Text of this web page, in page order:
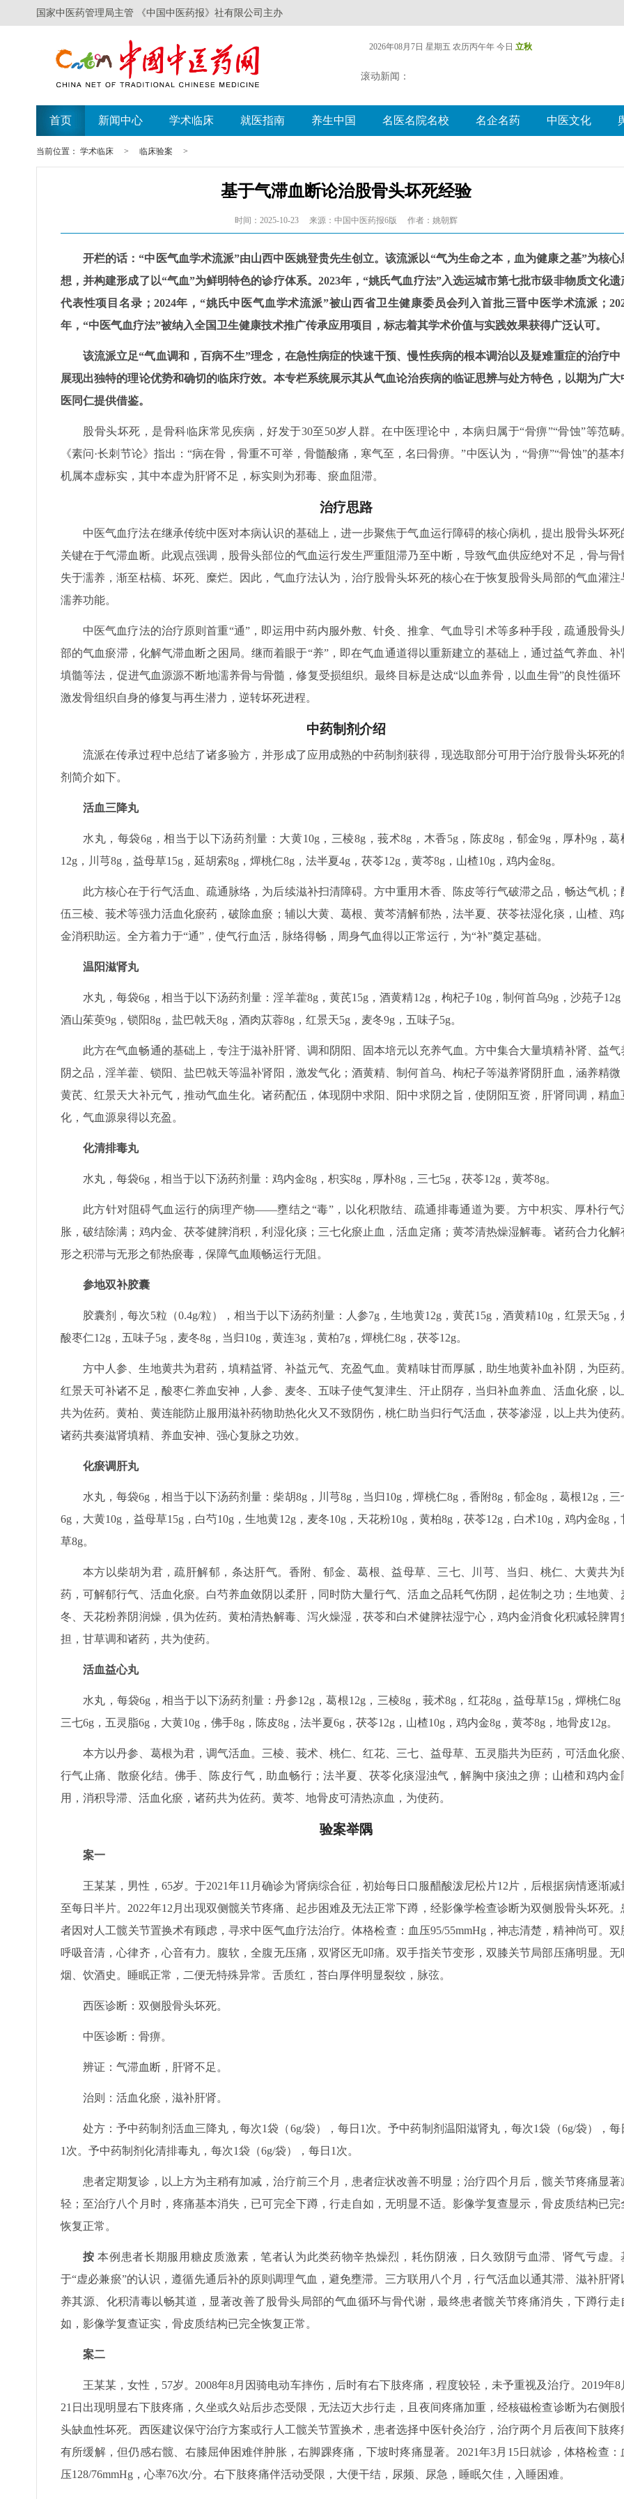
国家中医药管理局主管 《中国中医药报》社有限公司主办
2026年08月7日 星期五 农历丙午年 今日 立秋
滚动新闻：
首页 新闻中心 学术临床 就医指南 养生中国 名医名院名校 名企名药 中医文化
当前位置： 学术临床 > 临床验案 >
基于气滞血断论治股骨头坏死经验
时间：2025-10-23 来源：中国中医药报6版 作者：姚朝辉
开栏的话：“中医气血学术流派”由山西中医姚登贵先生创立。该流派以“气为生命之本，血为健康之基”为核心
想，并构建形成了以“气血”为鲜明特色的诊疗体系。2023年，“姚氏气血疗法”入选运城市第七批市级非物质文化遗
代表性项目名录；2024年，“姚氏中医气血学术流派”被山西省卫生健康委员会列入首批三晋中医学术流派；
年，“中医气血疗法”被纳入全国卫生健康技术推广传承应用项目，标志着其学术价值与实践效果获得广泛认可。
该流派立足“气血调和，百病不生”理念，在急性病症的快速干预、慢性疾病的根本调治以及疑难重症的治疗中
展现出独特的理论优势和确切的临床疗效。本专栏系统展示其从气血论治疾病的临证思辨与处方特色，以期为广大
医同仁提供借鉴。
股骨头坏死，是骨科临床常见疾病，好发于30至50岁人群。在中医理论中，本病归属于“骨痹”“骨蚀”等范畴
《素问·长刺节论》指出：“病在骨，骨重不可举，骨髓酸痛，寒气至，名曰骨痹。”中医认为，“骨痹”“骨蚀”的基本
机属本虚标实，其中本虚为肝肾不足，标实则为邪毒、瘀血阻滞。
治疗思路
中医气血疗法在继承传统中医对本病认识的基础上，进一步聚焦于气血运行障碍的核心病机，提出股骨头坏死
关键在于气滞血断。此观点强调，股骨头部位的气血运行发生严重阻滞乃至中断，导致气血供应绝对不足，骨与骨
失于濡养，渐至枯槁、坏死、糜烂。因此，气血疗法认为，治疗股骨头坏死的核心在于恢复股骨头局部的气血灌注
濡养功能。
中医气血疗法的治疗原则首重“通”，即运用中药内服外敷、针灸、推拿、气血导引术等多种手段，疏通股骨头
部的气血瘀滞，化解气滞血断之困局。继而着眼于“养”，即在气血通道得以重新建立的基础上，通过益气养血、补
填髓等法，促进气血源源不断地濡养骨与骨髓，修复受损组织。最终目标是达成“以血养骨，以血生骨”的良性循环
激发骨组织自身的修复与再生潜力，逆转坏死进程。
中药制剂介绍
流派在传承过程中总结了诸多验方，并形成了应用成熟的中药制剂获得，现选取部分可用于治疗股骨头坏死的
剂简介如下。
活血三降丸
水丸，每袋6g，相当于以下汤药剂量：大黄10g，三棱8g，莪术8g，木香5g，陈皮8g，郁金9g，厚朴9g，葛
12g，川芎8g，益母草15g，延胡索8g，燀桃仁8g，法半夏4g，茯苓12g，黄芩8g，山楂10g，鸡内金8g。
此方核心在于行气活血、疏通脉络，为后续滋补扫清障碍。方中重用木香、陈皮等行气破滞之品，畅达气机；
伍三棱、莪术等强力活血化瘀药，破除血瘀；辅以大黄、葛根、黄芩清解郁热，法半夏、茯苓祛湿化痰，山楂、鸡
金消积助运。全方着力于“通”，使气行血活，脉络得畅，周身气血得以正常运行，为“补”奠定基础。
温阳滋肾丸
水丸，每袋6g，相当于以下汤药剂量：淫羊藿8g，黄芪15g，酒黄精12g，枸杞子10g，制何首乌9g，沙苑子12g
酒山茱萸9g，锁阳8g，盐巴戟天8g，酒肉苁蓉8g，红景天5g，麦冬9g，五味子5g。
此方在气血畅通的基础上，专注于滋补肝肾、调和阴阳、固本培元以充养气血。方中集合大量填精补肾、益气
阴之品，淫羊藿、锁阳、盐巴戟天等温补肾阳，激发气化；酒黄精、制何首乌、枸杞子等滋养肾阴肝血，涵养精微
黄芪、红景天大补元气，推动气血生化。诸药配伍，体现阴中求阳、阳中求阴之旨，使阴阳互资，肝肾同调，精血
化，气血源泉得以充盈。
化清排毒丸
水丸，每袋6g，相当于以下汤药剂量：鸡内金8g，枳实8g，厚朴8g，三七5g，茯苓12g，黄芩8g。
此方针对阻碍气血运行的病理产物——壅结之“毒”，以化积散结、疏通排毒通道为要。方中枳实、厚朴行气
胀，破结除满；鸡内金、茯苓健脾消积，利湿化痰；三七化瘀止血，活血定痛；黄芩清热燥湿解毒。诸药合力化解
形之积滞与无形之郁热瘀毒，保障气血顺畅运行无阻。
参地双补胶囊
胶囊剂，每次5粒（0.4g/粒），相当于以下汤药剂量：人参7g，生地黄12g，黄芪15g，酒黄精10g，红景天5g，
酸枣仁12g，五味子5g，麦冬8g，当归10g，黄连3g，黄柏7g，燀桃仁8g，茯苓12g。
方中人参、生地黄共为君药，填精益肾、补益元气、充盈气血。黄精味甘而厚腻，助生地黄补血补阴，为臣药
红景天可补诸不足，酸枣仁养血安神，人参、麦冬、五味子使气复津生、汗止阴存，当归补血养血、活血化瘀，以
共为佐药。黄柏、黄连能防止服用滋补药物助热化火又不致阴伤，桃仁助当归行气活血，茯苓渗湿，以上共为使药
诸药共奏滋肾填精、养血安神、强心复脉之功效。
化瘀调肝丸
水丸，每袋6g，相当于以下汤药剂量：柴胡8g，川芎8g，当归10g，燀桃仁8g，香附8g，郁金8g，葛根12g，三
6g，大黄10g，益母草15g，白芍10g，生地黄12g，麦冬10g，天花粉10g，黄柏8g，茯苓12g，白术10g，鸡内金8g，
草8g。
本方以柴胡为君，疏肝解郁，条达肝气。香附、郁金、葛根、益母草、三七、川芎、当归、桃仁、大黄共为
药，可解郁行气、活血化瘀。白芍养血敛阴以柔肝，同时防大量行气、活血之品耗气伤阴，起佐制之功；生地黄、
冬、天花粉养阴润燥，俱为佐药。黄柏清热解毒、泻火燥湿，茯苓和白术健脾祛湿宁心，鸡内金消食化积减轻脾胃
担，甘草调和诸药，共为使药。
活血益心丸
水丸，每袋6g，相当于以下汤药剂量：丹参12g，葛根12g，三棱8g，莪术8g，红花8g，益母草15g，燀桃仁8g
三七6g，五灵脂6g，大黄10g，佛手8g，陈皮8g，法半夏6g，茯苓12g，山楂10g，鸡内金8g，黄芩8g，地骨皮12g。
本方以丹参、葛根为君，调气活血。三棱、莪术、桃仁、红花、三七、益母草、五灵脂共为臣药，可活血化瘀
行气止痛、散瘀化结。佛手、陈皮行气，助血畅行；法半夏、茯苓化痰湿浊气，解胸中痰浊之痹；山楂和鸡内金
用，消积导滞、活血化瘀，诸药共为佐药。黄芩、地骨皮可清热凉血，为使药。
验案举隅
案一
王某某，男性，65岁。于2021年11月确诊为肾病综合征，初始每日口服醋酸泼尼松片12片，后根据病情逐渐减
至每日半片。2022年12月出现双侧髋关节疼痛、起步困难及无法正常下蹲，经影像学检查诊断为双侧股骨头坏死。
者因对人工髋关节置换术有顾虑，寻求中医气血疗法治疗。体格检查：血压95/55mmHg，神志清楚，精神尚可。双
呼吸音清，心律齐，心音有力。腹软，全腹无压痛，双肾区无叩痛。双手指关节变形，双膝关节局部压痛明显。无
烟、饮酒史。睡眠正常，二便无特殊异常。舌质红，苔白厚伴明显裂纹，脉弦。
西医诊断：双侧股骨头坏死。
中医诊断：骨痹。
辨证：气滞血断，肝肾不足。
治则：活血化瘀，滋补肝肾。
处方：予中药制剂活血三降丸，每次1袋（6g/袋），每日1次。予中药制剂温阳滋肾丸，每次1袋（6g/袋），每
1次。予中药制剂化清排毒丸，每次1袋（6g/袋），每日1次。
患者定期复诊，以上方为主稍有加减，治疗前三个月，患者症状改善不明显；治疗四个月后，髋关节疼痛显著
轻；至治疗八个月时，疼痛基本消失，已可完全下蹲，行走自如，无明显不适。影像学复查显示，骨皮质结构已完
恢复正常。
按 本例患者长期服用糖皮质激素，笔者认为此类药物辛热燥烈，耗伤阴液，日久致阴亏血滞、肾气亏虚。
于“虚必兼瘀”的认识，遵循先通后补的原则调理气血，避免壅滞。三方联用八个月，行气活血以通其滞、滋补肝肾
养其源、化积清毒以畅其道，显著改善了股骨头局部的气血循环与骨代谢，最终患者髋关节疼痛消失，下蹲行走
如，影像学复查证实，骨皮质结构已完全恢复正常。
案二
王某某，女性，57岁。2008年8月因骑电动车摔伤，后时有右下肢疼痛，程度较轻，未予重视及治疗。2019年8
21日出现明显右下肢疼痛，久坐或久站后步态受限，无法迈大步行走，且夜间疼痛加重，经核磁检查诊断为右侧股
头缺血性坏死。西医建议保守治疗方案或行人工髋关节置换术，患者选择中医针灸治疗，治疗两个月后夜间下肢疼
有所缓解，但仍感右髋、右膝屈伸困难伴肿胀，右脚踝疼痛，下坡时疼痛显著。2021年3月15日就诊，体格检查：
压128/76mmHg，心率76次/分。右下肢疼痛伴活动受限，大便干结，尿频、尿急，睡眠欠佳，入睡困难。